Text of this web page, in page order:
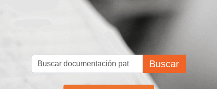
Buscar